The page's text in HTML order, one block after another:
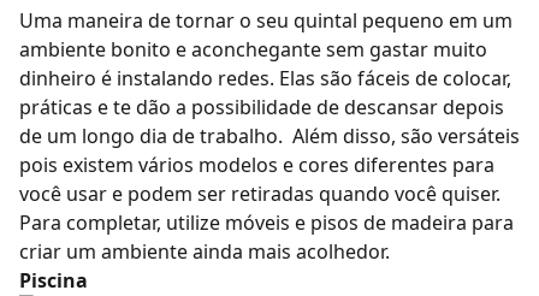
Uma maneira de tornar o seu quintal pequeno em um
ambiente bonito e aconchegantesem gastar muito
dinheiro é instalando redes. Elas são fáceis de colocar,
práticas e te dão a possibilidade de descansar depois
de um longo dia de trabalho. Além disso, são versáteis
pois existem vários modelos e cores diferentes para
você usar e podem ser retiradas quando você quiser.
Para completar, utilize móveis e pisos de madeira para
criar um ambiente ainda mais acolhedor.
Piscina